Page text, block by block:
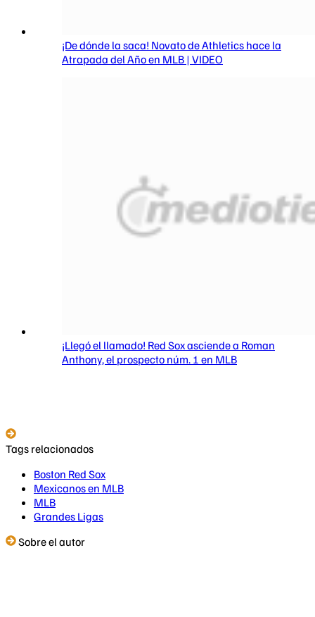
¡De dónde la saca! Novato de Athletics hace la
Atrapada del Año en MLB | VIDEO
¡Llegó el llamado! Red Sox asciende a Roman
Anthony, el prospecto núm. 1 en MLB
Tags relacionados
Boston Red Sox
Mexicanos en MLB
MLB
Grandes Ligas
Sobre el autor